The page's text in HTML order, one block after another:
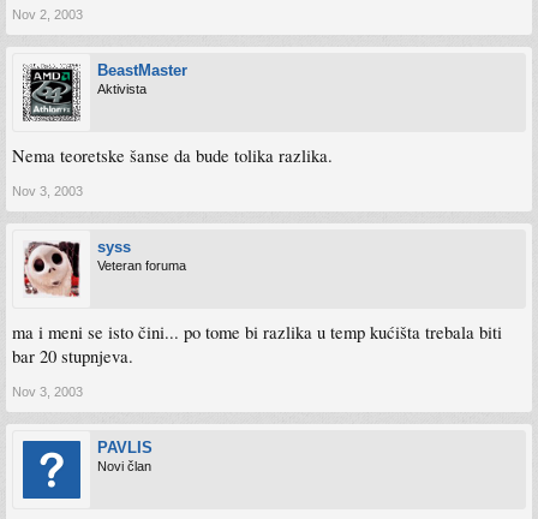
Nov 2, 2003
BeastMaster
Aktivista
Nema teoretske šanse da bude tolika razlika.
Nov 3, 2003
syss
Veteran foruma
ma i meni se isto čini... po tome bi razlika u temp kućišta trebala biti
bar 20 stupnjeva.
Nov 3, 2003
PAVLIS
Novi član